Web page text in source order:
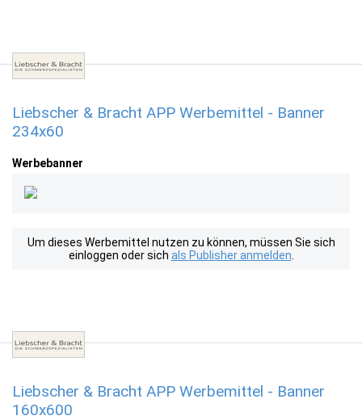
Liebscher & Bracht APP Werbemittel - Banner
234x60
Werbebanner
Um dieses Werbemittel nutzen zu können, müssen Sie sich
einloggen oder sich als Publisher anmelden
Liebscher & Bracht APP Werbemittel - Banner
160x600